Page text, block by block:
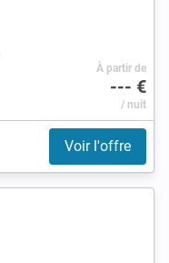
À partir de
--- €
/ nuit
Voir l'offre